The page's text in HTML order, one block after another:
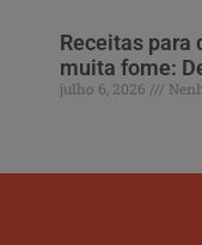
Receitas para
muita fome:
julho 6, 2026